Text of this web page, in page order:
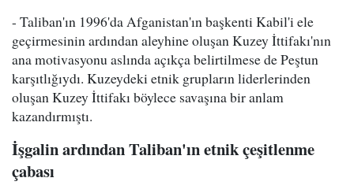
- Taliban'ın 1996'da Afganistan'ın başkenti Kabil'i ele
geçirmesinin ardından aleyhine oluşan Kuzey İttifakı'nın
ana motivasyonu aslında açıkça belirtilmese de Peştun
karşıtlığıydı. Kuzeydeki etnik grupların liderlerinden
oluşan Kuzey İttifakı böylece savaşına bir anlam
kazandırmıştı.
İşgalin ardından Taliban'ın etnik çeşitlenme
çabası